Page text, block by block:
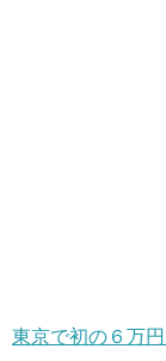
東京で初の６万